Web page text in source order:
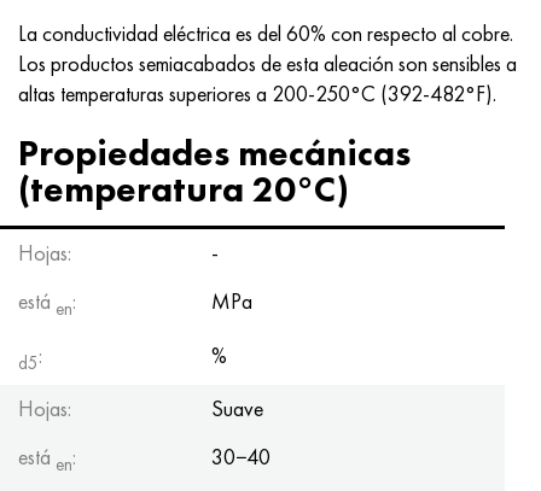
La conductividad eléctrica es del 60% con respecto al cobre.
Los productos semiacabados de esta aleación son sensibles a
altas temperaturas superiores a 200-250°C (392-482°F).
Propiedades mecánicas
(temperatura 20°C)
Hojas:
-
está en: MPa
d5:
%
Hojas:
Suave
está en: 30−40
Nimónico 263
Haynes 25
Haynes 188
Haynes 230
Hastelloy b2
Hastelloy b3
AM-355 - ams 5547
Custom 450® - uns S45000
Ascoloy griego 418
Tubería resistente a la corrosión
50X14MF
90X18MF
95X18
38x2n2ma, 34CrNiMo6, 40NiCrMo7
40hn2ma, 34CrNiMo4, 36hnm
38hs, 37hs
38XA, 37Cr4, AISI 5135
38HN3MFA, 35nicrmov12-5
40G, 40Mn4, AISI 1035